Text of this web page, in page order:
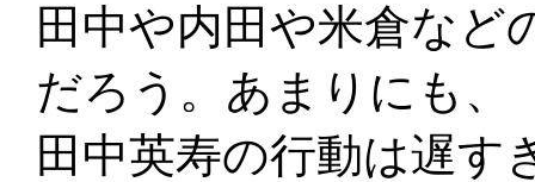
田中や内田や米倉など
だろう。あまりにも、
田中英寿の行動は遅す